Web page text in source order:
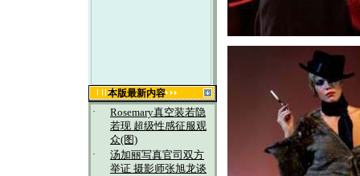
本版最新内容
·
Rosemary真空装若隐
若现 超级性感征服观
众(图)
·
汤加丽写真官司双方
举证 摄影师张旭龙谈